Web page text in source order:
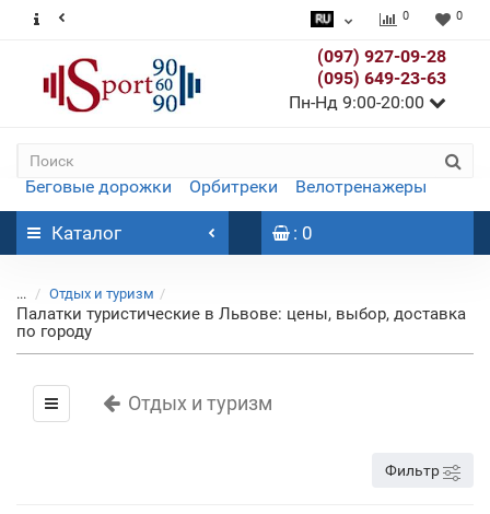
0 0
(097) 927-09-28
(095) 649-23-63
Пн-Нд 9:00-20:00
Беговые дорожки Орбитреки Велотренажеры
Каталог : 0
... Отдых и туризм
Палатки туристические в Львове: цены, выбор, доставка
по городу
Отдых и туризм
Фильтр